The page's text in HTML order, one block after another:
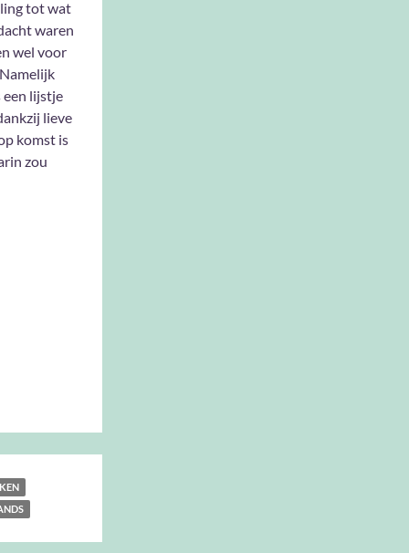
tot wat
waren
wel voor
een lijstje
lieve
komst is
zou